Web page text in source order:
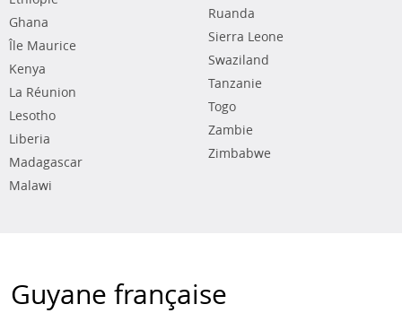
Ghana
Île Maurice
Kenya
La Réunion
Lesotho
Liberia
Madagascar
Malawi
Ruanda
Sierra Leone
Swaziland
Tanzanie
Togo
Zambie
Zimbabwe
Guyane française